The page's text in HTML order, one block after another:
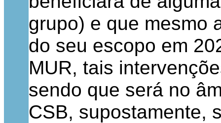
grupo) e que mesmo
do seu escopo em
MUR, tais
sendo que será no
CSB, supostamente,